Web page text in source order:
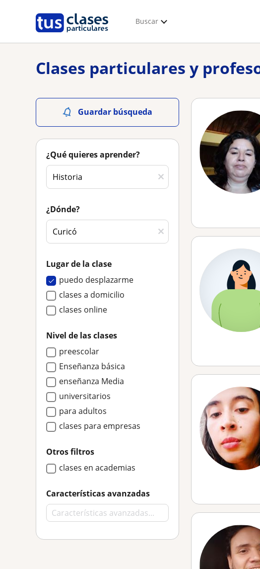
Buscar
Clases particulares y
Guardar búsqueda
¿Qué quieres aprender?
¿Dónde?
Lugar de la clase
puedo desplazarme
clases a domicilio
clases online
Nivel de las clases
preescolar
Enseñanza básica
enseñanza Media
universitarios
para adultos
clases para empresas
Otros filtros
clases en academias
Características avanzadas